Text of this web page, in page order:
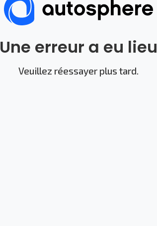
Une erreur a eu lieu
Veuillez réessayer plus tard.